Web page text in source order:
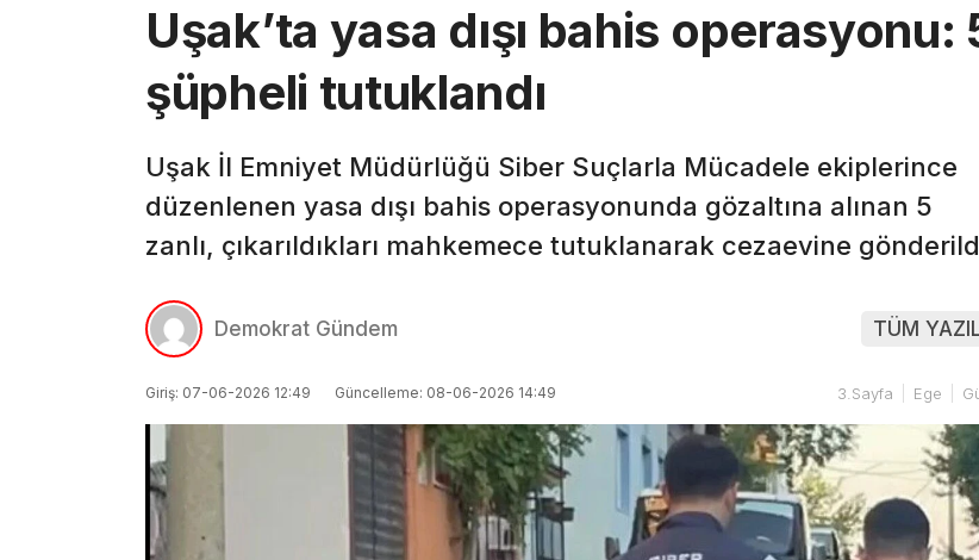
Uşak’ta yasa dışı bahis operasyonu:
şüpheli tutuklandı
Uşak İl Emniyet Müdürlüğü Siber Suçlarla Mücadele ekiplerince
düzenlenen yasa dışı bahis operasyonunda gözaltına alınan 5
zanlı, çıkarıldıkları mahkemece tutuklanarak cezaevine
Demokrat Gündem TÜM
Giriş: 07-06-2026 12:49 Güncelleme: 08-06-2026 14:49 3.Sayfa Ege